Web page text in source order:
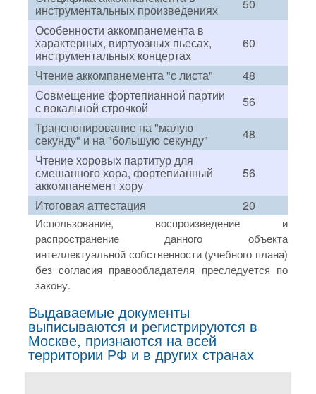
инструментальных произведениях
50
Особенности аккомпанемента в
характерных, виртуозных пьесах,
инструментальных концертах
60
Чтение аккомпанемента "с листа"
48
Совмещение фортепианной партии
с вокальной строчкой
56
Транспонирование на "малую
секунду" и на "большую секунду"
48
Чтение хоровых партитур для
смешанного хора, фортепианный
аккомпанемент хору
56
Итоговая аттестация
20
Использование, воспроизведение и
распространение данного объекта
интеллектуальной собственности (учебного плана)
без согласия правообладателя преследуется по
закону.
Выдаваемые документы
выписываются и регистрируются в
Москве, признаются на всей
территории РФ и в других странах